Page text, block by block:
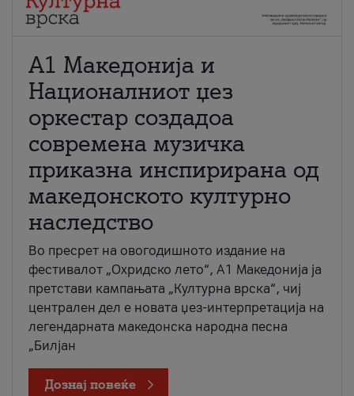
А1 Македонија и
Националниот џез
оркестар создадоа
современа музичка
приказна инспирирана од
македонското културно
наследство
Во пресрет на овогодишното издание на
фестивалот „Охридско лето“, А1 Македонија ја
претстави кампањата „Културна врска“, чиј
централен дел е новата џез-интерпретација на
легендарната македонска народна песна
„Билјан
Дознај повеќе